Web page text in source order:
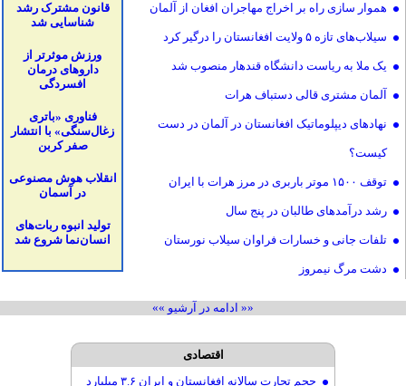
هموار سازی راه بر اخراج مهاجران افغان از آلمان
سیلاب‌های تازه ۵ ولایت افغانستان را درگیر کرد
یک ملا به ریاست دانشگاه قندهار منصوب شد
آلمان مشتری قالی دستباف هرات
نهادهای دیپلوماتیک افغانستان در آلمان در دست
کیست؟
توقف ۱۵۰۰ موتر باربری در مرز هرات با ایران
رشد درآمدهای طالبان در پنج سال
تلفات جانی و خسارات فراوان سیلاب نورستان
دشت مرگ نیمروز
پدر قندهاری دخترش را به نکاح یک مرد چینی درآورد
توسعه همکاری‌های اقتصادی کرمان و افغانستان
قانون مشترک رشد
شناسایی شد
ورزش موثرتر از
داروهای درمان
افسردگی
فناوری «باتری
زغال‌سنگی» با انتشار
صفر کربن
انقلاب هوش مصنوعی
در آسمان
تولید انبوه ربات‌های
انسان‌نما شروع شد
«« ادامه در آرشیو »»
اقتصادی
حجم تجارت سالانه افغانستان و ایران ۳.۶ میلیارد